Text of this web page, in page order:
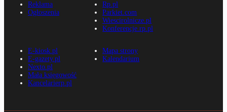
Reklama
Ogłoszenia
Rp.pl
Parkiet.com
Wiescirolnicze.pl
Konferencje.rp.pl
E-kiosk.pl
E-gazety.pl
Nexto.pl
Mała księgowość
Kancelarierp.pl
Mapa strony
Kalendarium